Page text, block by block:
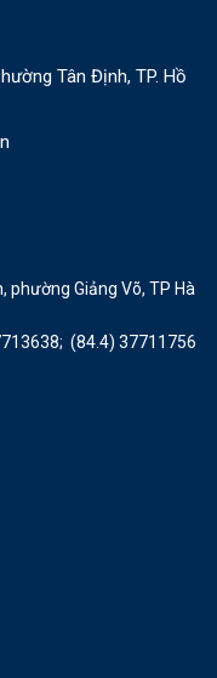
Tân Định, TP. Hồ
phường Giảng Võ, TP Hà
(84.4) 37711756